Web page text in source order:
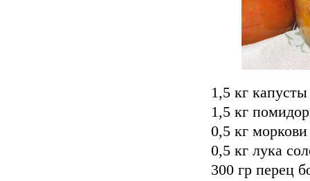
1,5 кг капусты
1,5 кг
0,5 кг
0,5 кг лука
300 гр перец